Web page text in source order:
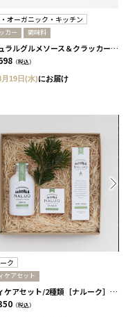
オーガニック・キッチン
カー 調味料
ナチュラルグルメソース＆クラッカーセット［タオ・オーガニック・キッチン］
（税込）
月19日(水)にお届け
ク
ケアセット
ボディケアセット/2種類［ナルーク］ スプリングエフェメラル
（税込）